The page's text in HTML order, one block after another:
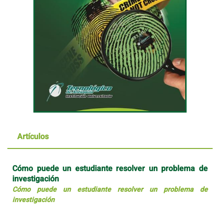
Artículos
Cómo puede un estudiante resolver un problema de
investigación
Cómo puede un estudiante resolver un problema de
investigación